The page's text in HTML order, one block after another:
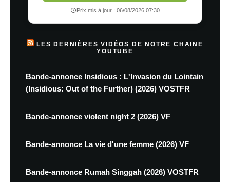
Prix mis à jour : 06/08/2026 07:30
LES DERNIÈRES VIDÉOS DE NOTRE CHAINE
YOUTUBE
Bande-annonce Insidious : L'Invasion du Lointain
(Insidious: Out of the Further) (2026) VOSTFR
Bande-annonce violent night 2 (2026) VF
Bande-annonce La vie d'une femme (2026) VF
Bande-annonce Rumah Singgah (2026) VOSTFR